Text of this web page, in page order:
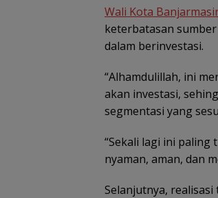
Wali Kota
keterbatasan
dalam berinvestasi.
“Alhamdulillah, ini
akan investasi,
segmentasi yang
“Sekali lagi ini paling
nyaman, aman, dan
Selanjutnya,